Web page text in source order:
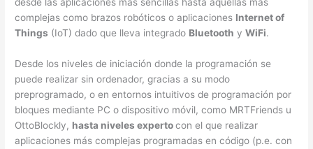
complejas como brazos robóticos o aplicaciones Internet of
Things (IoT) dado que lleva integrado Bluetooth yWiFi.
Desde los niveles de iniciación donde la programación se
puede realizar sin ordenador, gracias a su modo
preprogramado, o en entornos intuitivos de programación por
bloques mediante PC o dispositivo móvil, como MRTFriends u
OttoBlockly, hasta niveles expertocon el que realizar
aplicaciones más complejas programadas en código (p.e. con